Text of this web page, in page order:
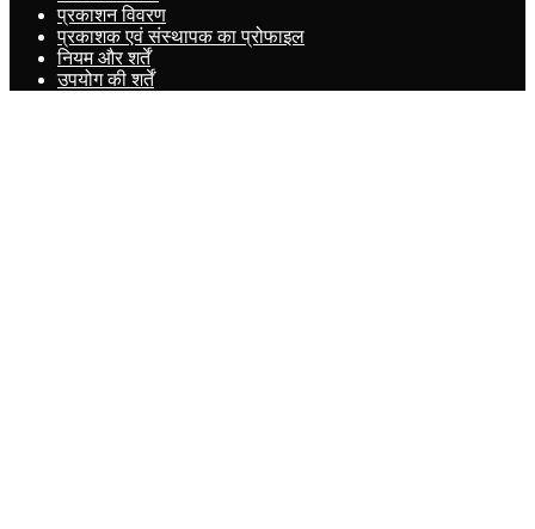
प्रकाशन विवरण
प्रकाशक एवं संस्थापक का प्रोफाइल
नियम और शर्तें
उपयोग की शर्तें